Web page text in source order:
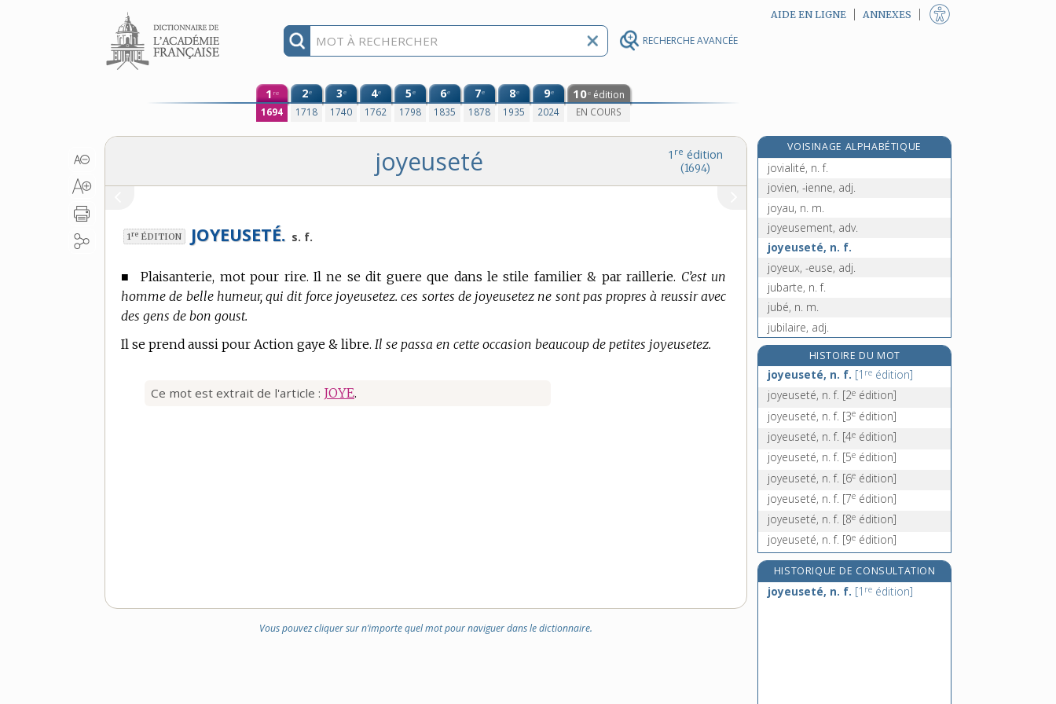
RECHERCHE AVANCÉE
Aller au contenu AIDE EN LIGNE ANNEXES
1 re
1694
2e
1718
3e
1740
4e
1762
5e
1798
6e
1835
7e
1878
8e
1935
9e
2024
10e édition
EN COURS
1 re édition
(1694)
joyeuseté
1re ÉDITION JOYEUSETÉ. s. f.
■Plaisanterie, mot pour rire. Il ne se dit guere que dans le stile familier & par raillerie. C’est un
homme de belle humeur, qui dit force joyeusetez. ces sortes de joyeusetez ne sont pas propres à reussir avec
des gens de bon goust.
Il se prend aussi pour Action gaye & libre. Il se passa en cette occasion beaucoup de petites joyeusetez.
Ce mot est extrait de l'article : JOYE.
Vous pouvez cliquer sur n’importe quel mot pour naviguer dans le dictionnaire.
VOISINAGE ALPHABÉTIQUE
jovialement, adv.
jovialité, n. f.
jovien, -ienne, adj.
joyau, n. m.
joyeusement, adv.
joyeuseté, n. f.
joyeux, -euse, adj.
jubarte, n. f.
jubé, n. m.
jubilaire, adj.
jubilation, n. f.
jubilatoire, adj.
jubilé [II], adj. m.
jubiler, v. intr.
HISTOIRE DU MOT
joyeuseté, n. f. [1 re édition]
joyeuseté, n. f. [2e édition]
joyeuseté, n. f. [3e édition]
joyeuseté, n. f. [4e édition]
joyeuseté, n. f. [5e édition]
joyeuseté, n. f. [6e édition]
joyeuseté, n. f. [7e édition]
joyeuseté, n. f. [8e édition]
joyeuseté, n. f. [9e édition]
HISTORIQUE DE CONSULTATION
joyeuseté, n. f. [1 re édition]